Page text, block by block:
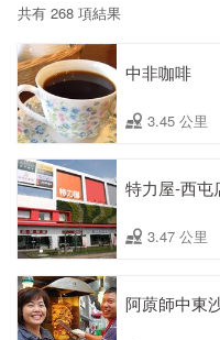
共有 268 項結果
中非咖啡
3.45 公里
特力屋-西屯
3.47 公里
阿蒝師中東